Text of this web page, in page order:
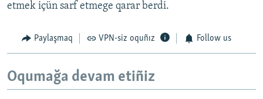
etmek içün sarf etmege qarar berdi.
Paylaşmaq VPN-siz oquñız Follow us
Oqumağa devam etiñiz